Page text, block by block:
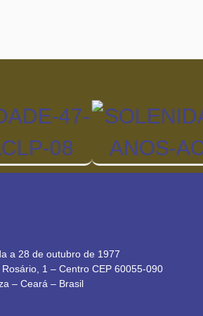
a 28 de outubro de 1977
Rosário, 1 – Centro CEP 60055-090
– Ceará – Brasil